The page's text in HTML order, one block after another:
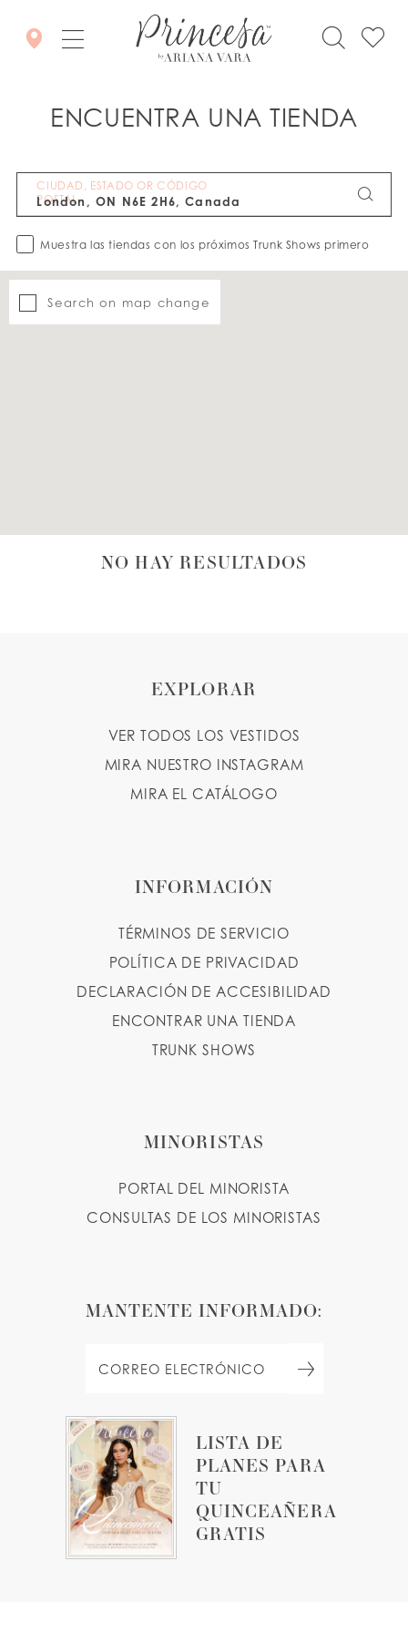
ENCUENTRA UNA TIENDA
CIUDAD, ESTADO OR CÓDIGO
POSTAL
Muestra las tiendas con los próximos Trunk Shows primero
Search on map change
NO HAY RESULTADOS
LISTA DE
PLANES PARA
TU
QUINCEAÑERA
GRATIS
EXPLORAR
VER TODOS LOS VESTIDOS
MIRA NUESTRO INSTAGRAM
MIRA EL CATÁLOGO
INFORMACIÓN
TÉRMINOS DE SERVICIO
POLÍTICA DE PRIVACIDAD
DECLARACIÓN DE ACCESIBILIDAD
ENCONTRAR UNA TIENDA
TRUNK SHOWS
MINORISTAS
PORTAL DEL MINORISTA
CONSULTAS DE LOS MINORISTAS
MANTENTE INFORMADO: